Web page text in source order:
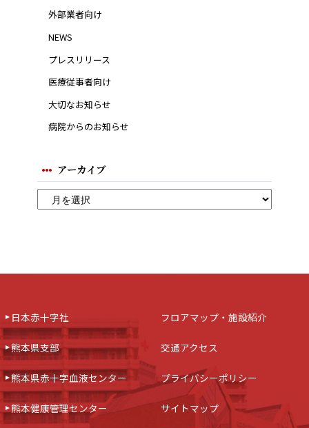
外部業者向け
NEWS
プレスリリース
医療従事者向け
大切なお知らせ
病院からのお知らせ
アーカイブ
日本赤十字社
熊本県支部
熊本県赤十字血液センター
熊本健康管理センター
フロアマップ・施設紹介
交通アクセス
プライバシーポリシー
サイトマップ